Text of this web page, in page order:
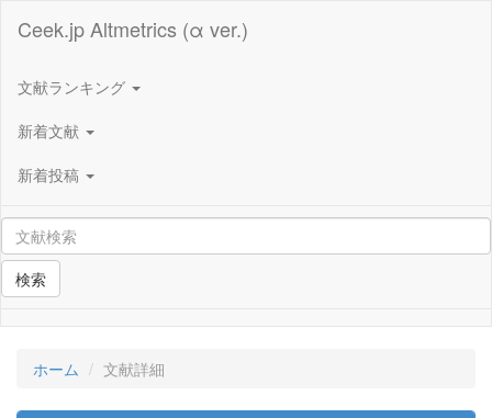
Ceek.jp Altmetrics (α ver.)
文献ランキング
新着文献
新着投稿
検索
ホーム 文献詳細